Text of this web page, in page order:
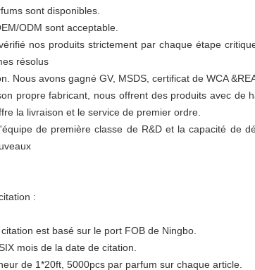
sont disponibles.
ODM sont acceptable.
nos produits strictement par chaque étape
résolus
Nous avons gagné GV, MSDS, certificat de WCA
propre fabricant, nous offrent des produits avec de
la livraison et le service de premier ordre.
de première classe de R&D et la capacité de
:
est basé sur le port FOB de Ningbo.
mois de la date de citation.
de 1*20ft, 5000pcs par parfum sur chaque article.